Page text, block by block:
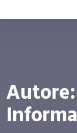
Autore: